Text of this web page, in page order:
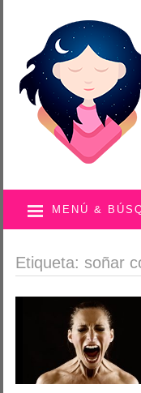
MENÚ &
Etiqueta: soñar